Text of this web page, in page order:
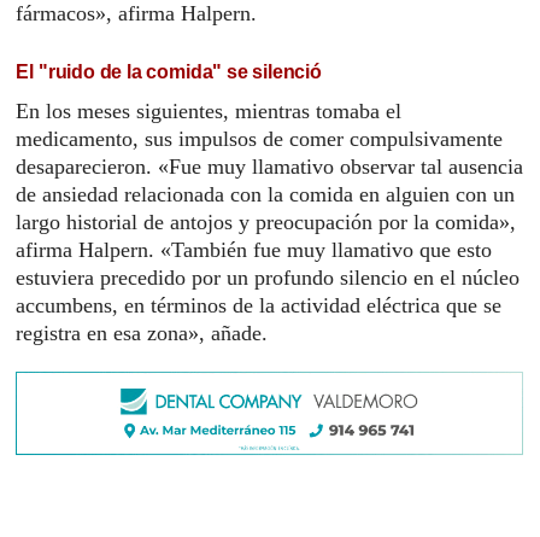
fármacos», afirma Halpern.
El "ruido de la comida" se silenció
En los meses siguientes, mientras tomaba el
medicamento, sus impulsos de comer compulsivamente
desaparecieron. «Fue muy llamativo observar tal ausencia
de ansiedad relacionada con la comida en alguien con un
largo historial de antojos y preocupación por la comida»,
afirma Halpern. «También fue muy llamativo que esto
estuviera precedido por un profundo silencio en el núcleo
accumbens, en términos de la actividad eléctrica que se
registra en esa zona», añade.